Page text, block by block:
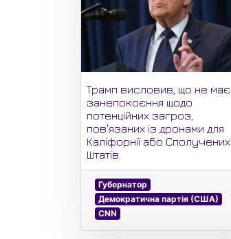
Трамп висловив, що не має
занепокоєння щодо
потенційних загроз,
пов'язаних із дронами для
Каліфорнії або Сполучених
Штатів.
Губернатор
Демократична партія (США)
CNN